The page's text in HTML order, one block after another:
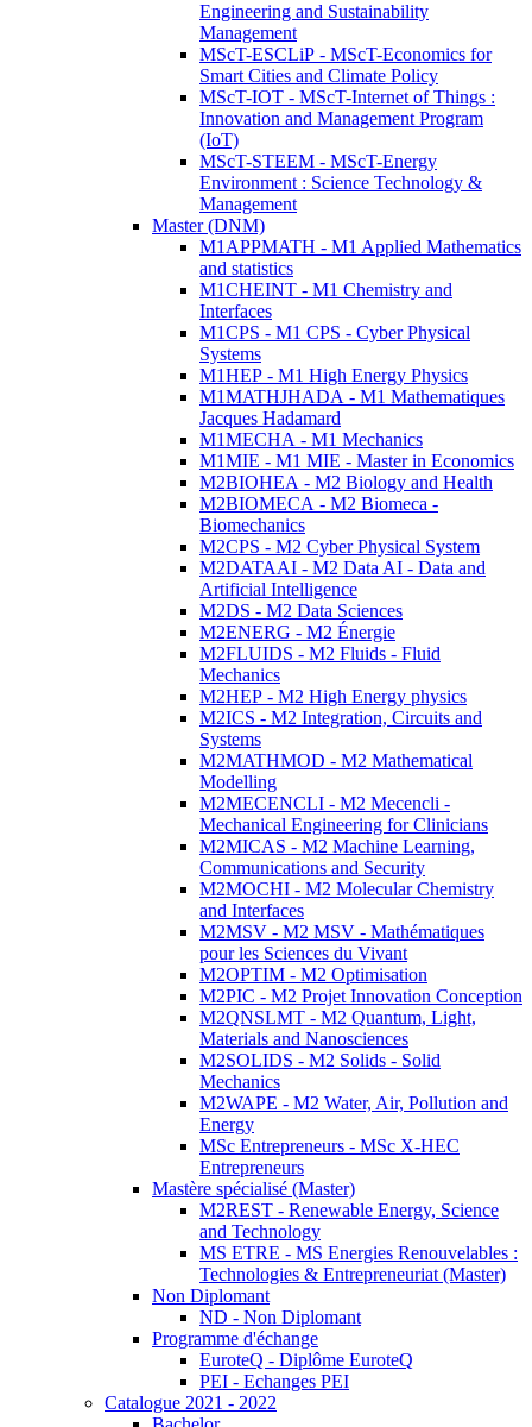
Engineering and Sustainability
Management
MScT-ESCLiP - MScT-Economics for
Smart Cities and Climate Policy
MScT-IOT - MScT-Internet of Things :
Innovation and Management Program
(IoT)
MScT-STEEM - MScT-Energy
Environment : Science Technology &
Management
Master (DNM)
M1APPMATH - M1 Applied Mathematics
and statistics
M1CHEINT - M1 Chemistry and
Interfaces
M1CPS - M1 CPS - Cyber Physical
Systems
M1HEP - M1 High Energy Physics
M1MATHJHADA - M1 Mathematiques
Jacques Hadamard
M1MECHA - M1 Mechanics
M1MIE - M1 MIE - Master in Economics
M2BIOHEA - M2 Biology and Health
M2BIOMECA - M2 Biomeca -
Biomechanics
M2CPS - M2 Cyber Physical System
M2DATAAI - M2 Data AI - Data and
Artificial Intelligence
M2DS - M2 Data Sciences
M2ENERG - M2 Énergie
M2FLUIDS - M2 Fluids - Fluid
Mechanics
M2HEP - M2 High Energy physics
M2ICS - M2 Integration, Circuits and
Systems
M2MATHMOD - M2 Mathematical
Modelling
M2MECENCLI - M2 Mecencli -
Mechanical Engineering for Clinicians
M2MICAS - M2 Machine Learning,
Communications and Security
M2MOCHI - M2 Molecular Chemistry
and Interfaces
M2MSV - M2 MSV - Mathématiques
pour les Sciences du Vivant
M2OPTIM - M2 Optimisation
M2PIC - M2 Projet Innovation Conception
M2QNSLMT - M2 Quantum, Light,
Materials and Nanosciences
M2SOLIDS - M2 Solids - Solid
Mechanics
M2WAPE - M2 Water, Air, Pollution and
Energy
MSc Entrepreneurs - MSc X-HEC
Entrepreneurs
Mastère spécialisé (Master)
M2REST - Renewable Energy, Science
and Technology
MS ETRE - MS Energies Renouvelables :
Technologies & Entrepreneuriat (Master)
Non Diplomant
ND - Non Diplomant
Programme d'échange
EuroteQ - Diplôme EuroteQ
PEI - Echanges PEI
Catalogue 2021 - 2022